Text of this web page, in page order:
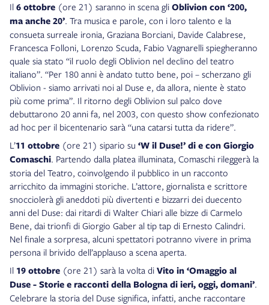
Il 6 ottobre (ore 21) saranno in scena gli Oblivion con ‘200,
ma anche 20’. Tra musica e parole, con i loro talento e la
consueta surreale ironia, Graziana Borciani, Davide Calabrese,
Francesca Folloni, Lorenzo Scuda, Fabio Vagnarelli spiegheranno
quale sia stato “il ruolo degli Oblivion nel declino del teatro
italiano”. “Per 180 anni è andato tutto bene, poi – scherzano gli
Oblivion - siamo arrivati noi al Duse e, da allora, niente è stato
più come prima”. Il ritorno degli Oblivion sul palco dove
debuttarono 20 anni fa, nel 2003, con questo show confezionato
ad hoc per il bicentenario sarà “una catarsi tutta da ridere”.
L’11 ottobre (ore 21) sipario su ‘W il Duse!’ di e con Giorgio
Comaschi. Partendo dalla platea illuminata, Comaschi rileggerà la
storia del Teatro, coinvolgendo il pubblico in un racconto
arricchito da immagini storiche. L’attore, giornalista e scrittore
snocciolerà gli aneddoti più divertenti e bizzarri dei duecento
anni del Duse: dai ritardi di Walter Chiari alle bizze di Carmelo
Bene, dai trionfi di Giorgio Gaber al tip tap di Ernesto Calindri.
Nel finale a sorpresa, alcuni spettatori potranno vivere in prima
persona il brivido dell’applauso a scena aperta.
Il 19 ottobre (ore 21) sarà la volta di Vito in ‘Omaggio al
Duse - Storie e racconti della Bologna di ieri, oggi, domani’.
Celebrare la storia del Duse significa, infatti, anche raccontare